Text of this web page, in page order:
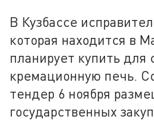
В Кузбассе
которая находится в
планирует купить для
кремационную печь.
тендер 6 ноября
государственных